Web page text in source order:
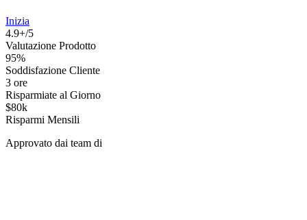
Inizia
4.9+/5
Valutazione Prodotto
95%
Soddisfazione Cliente
3 ore
Risparmiate al Giorno
$80k
Risparmi Mensili
Approvato dai team di